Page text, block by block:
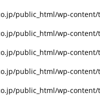
public_html/wp-
public_html/wp-
public_html/wp-
public_html/wp-
public_html/wp-